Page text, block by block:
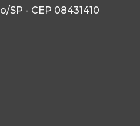
SP - CEP 08431410